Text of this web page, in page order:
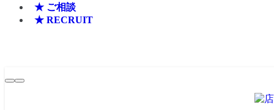
★ ご相談
★ RECRUIT